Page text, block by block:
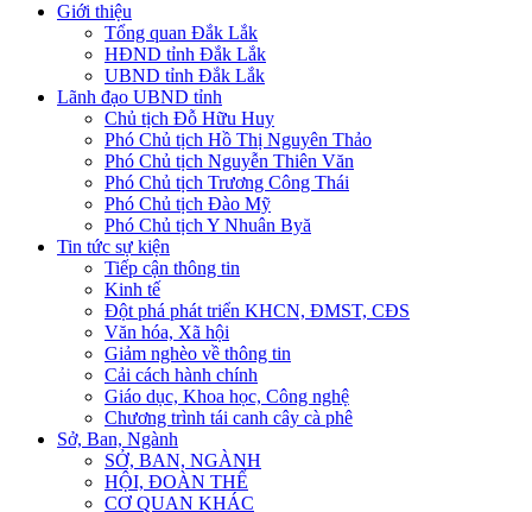
Giới thiệu
Tổng quan Đắk Lắk
HĐND tỉnh Đắk Lắk
UBND tỉnh Đắk Lắk
Lãnh đạo UBND tỉnh
Chủ tịch Đỗ Hữu Huy
Phó Chủ tịch Hồ Thị Nguyên Thảo
Phó Chủ tịch Nguyễn Thiên Văn
Phó Chủ tịch Trương Công Thái
Phó Chủ tịch Đào Mỹ
Phó Chủ tịch Y Nhuân Byă
Tin tức sự kiện
Tiếp cận thông tin
Kinh tế
Đột phá phát triển KHCN, ĐMST, CĐS
Văn hóa, Xã hội
Giảm nghèo về thông tin
Cải cách hành chính
Giáo dục, Khoa học, Công nghệ
Chương trình tái canh cây cà phê
Sở, Ban, Ngành
SỞ, BAN, NGÀNH
HỘI, ĐOÀN THỂ
CƠ QUAN KHÁC